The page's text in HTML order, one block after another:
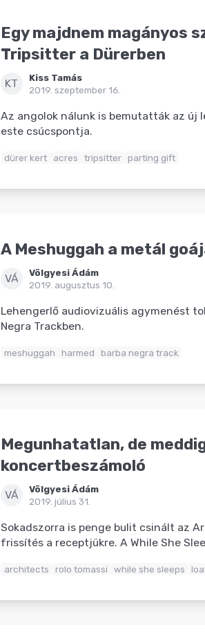
Egy majdnem magányos
Tripsitter a Dürerben
KT
Kiss Tamás
2019. szeptember 16.
Az angolok nálunk is bemutatták az új
este csúcspontja.
dürer kert acres tripsitter parting gift
A Meshuggah a metál
VÁ
Völgyesi Ádám
2019. augusztus 10.
Lehengerlő audiovizuális agymenést
Negra Trackben.
meshuggah harmed barba negra track
Megunhatatlan, de
koncertbeszámoló
VÁ
Völgyesi Ádám
2019. július 31.
Sokadszorra is penge bulit csinált az
frissítés a receptjükre. A While She
architects rolo tomassi while she sleeps